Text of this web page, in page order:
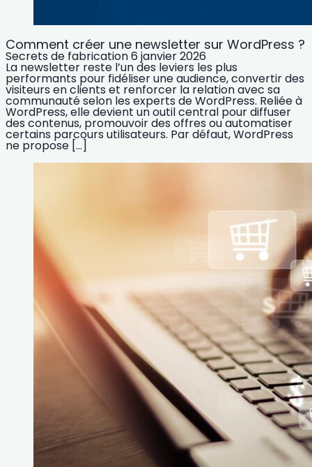
Comment créer une newsletter sur WordPress ?
Secrets de fabrication6 janvier 2026
La newsletter reste l’un des leviers les plus
performants pour fidéliser une audience, convertir des
visiteurs en clients et renforcer la relation avec sa
communauté selon les experts de WordPress. Reliée à
WordPress, elle devient un outil central pour diffuser
des contenus, promouvoir des offres ou automatiser
certains parcours utilisateurs. Par défaut, WordPress
ne propose […]